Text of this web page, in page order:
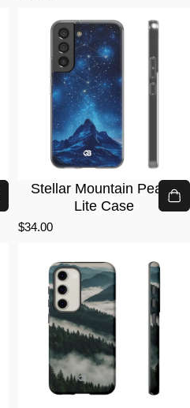
Stellar Mountain Peak ·
Lite Case
$34.00